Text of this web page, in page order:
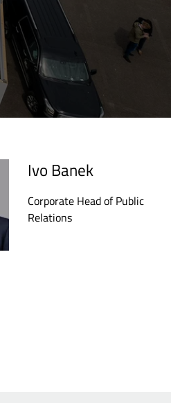
Ivo Banek
Corporate Head of Public
Relations